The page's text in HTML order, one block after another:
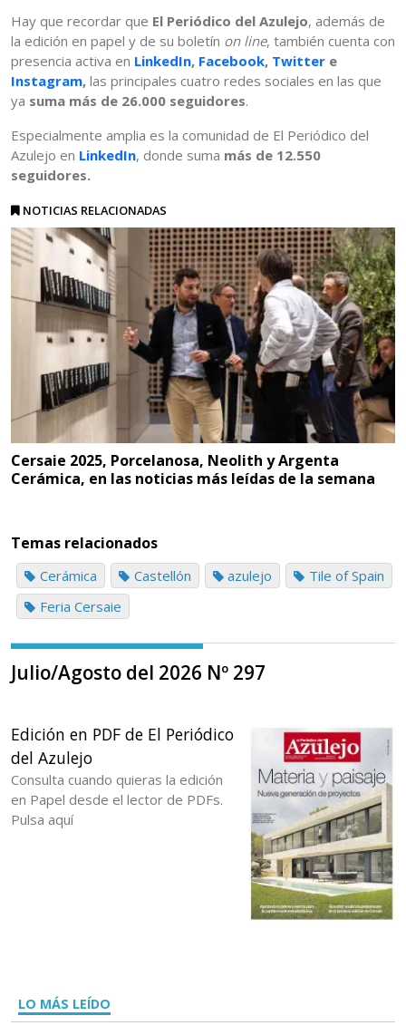
Hay que recordar que El Periódico del Azulejo, además de
la edición en papel y de su boletín on line, también cuenta con
presencia activa en LinkedIn, Facebook, Twitter e
Instagram, las principales cuatro redes sociales en las que
ya suma más de 26.000 seguidores.
Especialmente amplia es la comunidad de El Periódico del
Azulejo en LinkedIn, donde suma más de 12.550
seguidores.
NOTICIAS RELACIONADAS
Cersaie 2025, Porcelanosa, Neolith y Argenta
Cerámica, en las noticias más leídas de la semana
Temas relacionados
Cerámica Castellón azulejo
Tile of Spain
Feria Cersaie
Julio/Agosto del 2026 Nº 297
Edición en PDF de El Periódico
del Azulejo
Consulta cuando quieras la edición
en Papel desde el lector de PDFs.
Pulsa aquí
LO MÁS LEÍDO